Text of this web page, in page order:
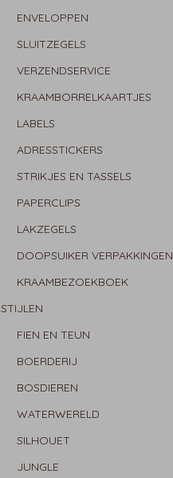
ENVELOPPEN
SLUITZEGELS
VERZENDSERVICE
KRAAMBORRELKAARTJES
LABELS
ADRESSTICKERS
STRIKJES EN TASSELS
PAPERCLIPS
LAKZEGELS
DOOPSUIKER VERPAKKINGEN
KRAAMBEZOEKBOEK
STIJLEN
FIEN EN TEUN
BOERDERIJ
BOSDIEREN
WATERWERELD
SILHOUET
JUNGLE